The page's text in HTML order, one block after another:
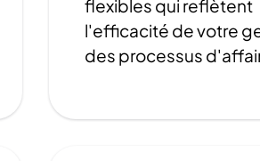
flexibles qui reflètent
l'efficacité de votre
des processus